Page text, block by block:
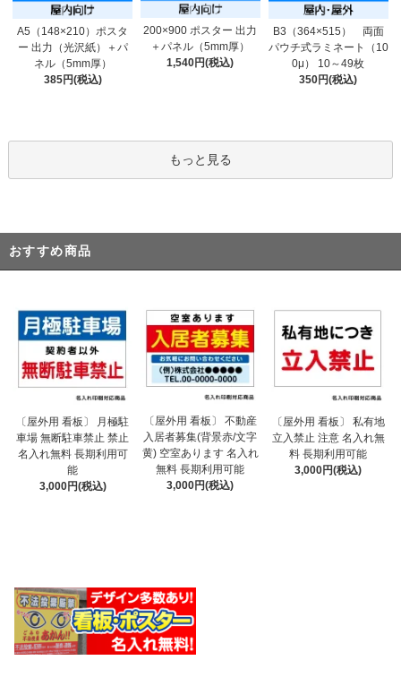
A5（148×210）ポスタ
ー 出力（光沢紙）＋パ
ネル（5mm厚）
385円(税込)
200×900 ポスター 出力
＋パネル（5mm厚）
1,540円(税込)
B3（364×515） 両面
パウチ式ラミネート（10
0μ） 10～49枚
350円(税込)
もっと見る
おすすめ商品
〔屋外用 看板〕 月極駐
車場 無断駐車禁止 禁止
名入れ無料 長期利用可
能
3,000円(税込)
〔屋外用 看板〕 不動産
入居者募集(背景赤/文字
黄) 空室あります 名入れ
無料 長期利用可能
3,000円(税込)
〔屋外用 看板〕 私有地
立入禁止 注意 名入れ無
料 長期利用可能
3,000円(税込)